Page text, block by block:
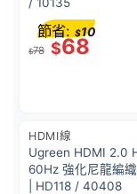
$78 $68
節省: $10
HDMI線
Ugreen HDMI 2.0
60Hz 強化尼龍編
| HD118 / 40408